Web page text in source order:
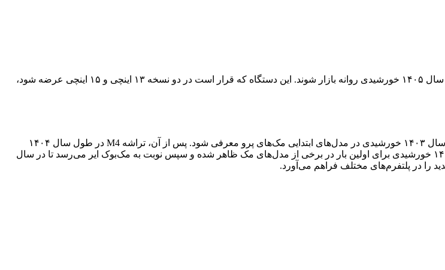
پیش‌بینی می‌شود که نسل آینده لپ‌تاپ‌های مک‌بوک ایر، مجهز به تراشه قدرتمند M5، در اوایل سال ۱۴۰۵ خورشیدی روانه بازار شوند. این دستگاه که قرار است در دو نسخه ۱۳ اینچی و ۱۵ اینچی عرضه شود،
تراشه M5، جانشین مورد انتظار تراشه M4 خواهد بود که خود پیش‌بینی می‌شود ابتدا در اواخر سال ۱۴۰۳ خورشیدی در مدل‌های ابتدایی مک‌های پرو معرفی شود. پس از آن، تراشه M4 در طول سال ۱۴۰۴
خورشیدی به سایر مدل‌های مک راه خواهد یافت. با این اوصاف، تراشه M5 احتمالا در سال ۱۴۰۴ خورشیدی برای اولین بار در برخی از مدل‌های مک ظاهر شده و سپس نوبت به مک‌بوک ایر می‌رسد تا در سال